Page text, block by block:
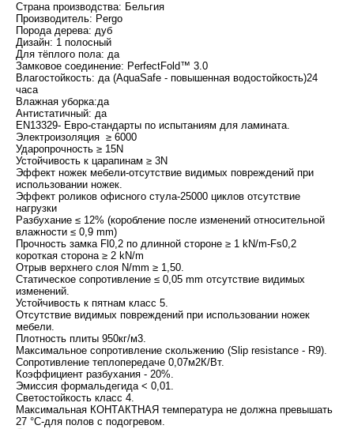
Страна производства: Бельгия
Производитель: Pergo
Порода дерева: дуб
Дизайн: 1 полосный
Для тёплого пола: да
Замковое соединение: PerfectFold™ 3.0
Влагостойкость: да (AquaSafe - повышенная водостойкость)24
часа
Влажная уборка:да
Антистатичный: да
EN13329- Евро-стандарты по испытаниям для ламината.
Электроизоляция ≥ 6000
Ударопрочность ≥ 15N
Устойчивость к царапинам ≥ 3N
Эффект ножек мебели-отсутствие видимых повреждений при
использовании ножек.
Эффект роликов офисного стула-25000 циклов отсутствие
нагрузки
Разбухание ≤ 12% (коробление после изменений относительной
влажности ≤ 0,9 mm)
Прочность замка Fl0,2 по длинной стороне ≥ 1 kN/m-Fs0,2
короткая сторона ≥ 2 kN/m
Отрыв верхнего слоя N/mm ≥ 1,50.
Статическое сопротивление ≤ 0,05 mm отсутствие видимых
изменений.
Устойчивость к пятнам класс 5.
Отсутствие видимых повреждений при использовании ножек
мебели.
Плотность плиты 950кг/м3.
Максимальное сопротивление скольжению (Slip resistance - R9).
Сопротивление теплопередаче 0,07м2К/Вт.
Коэффициент разбухания - 20%.
Эмиссия формальдегида < 0,01.
Светостойкость класс 4.
Максимальная КОНТАКТНАЯ температура не должна превышать
27 °C-для полов с подогревом.